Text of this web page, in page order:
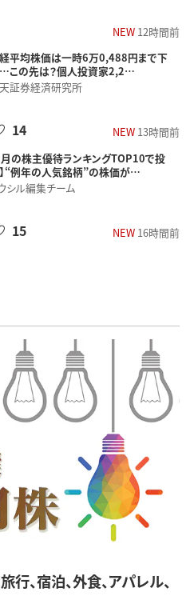
NEW12時間前
平均株価は一時6万0,488円まで下
この先は？個人投資家2,2…
証券経済研究所
NEW13時間前
14
月の株主優待ランキングTOP10で投
“例年の人気銘柄”の株価が…
シル編集チーム
NEW16時間前
15
、宿泊、外食、アパレル、